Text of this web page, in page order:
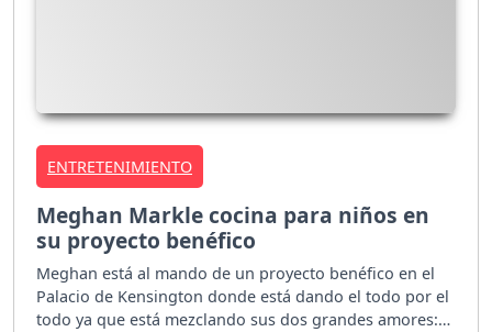
ENTRETENIMIENTO
Meghan Markle cocina para niños en
su proyecto benéfico
Meghan está al mando de un proyecto benéfico en el
Palacio de Kensington donde está dando el todo por el
todo ya que está mezclando sus dos grandes amores: